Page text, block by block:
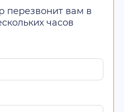
вам в
часов